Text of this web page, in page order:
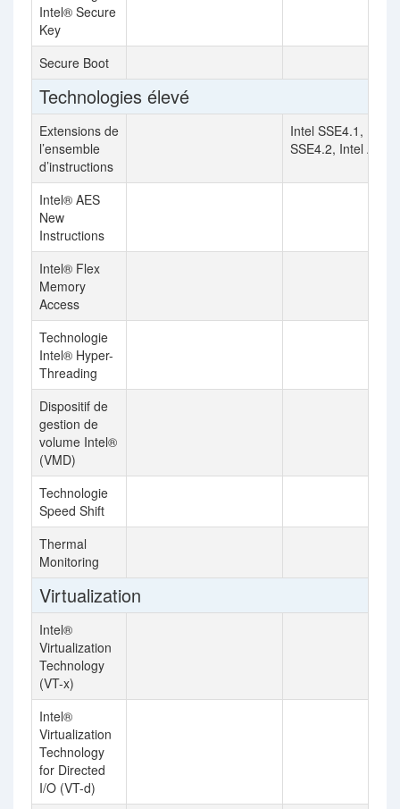
Intel® Secure
Key
Secure Boot
Technologies élevé
Extensions de
l’ensemble
d’instructions
Intel SSE4.1, Intel
SSE4.2, Intel AVX2
Intel® AES
New
Instructions
Intel® Flex
Memory
Access
Technologie
Intel® Hyper-
Threading
Dispositif de
gestion de
volume Intel®
(VMD)
Technologie
Speed Shift
Thermal
Monitoring
Virtualization
Intel®
Virtualization
Technology
(VT-x)
Intel®
Virtualization
Technology
for Directed
I/O (VT-d)